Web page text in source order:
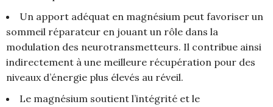
Un apport adéquat en magnésium peut favoriser un
sommeil réparateur en jouant un rôle dans la
modulation des neurotransmetteurs. Il contribue ainsi
indirectement à une meilleure récupération pour des
niveaux d’énergie plus élevés au réveil.
Le magnésium soutient l’intégrité et le